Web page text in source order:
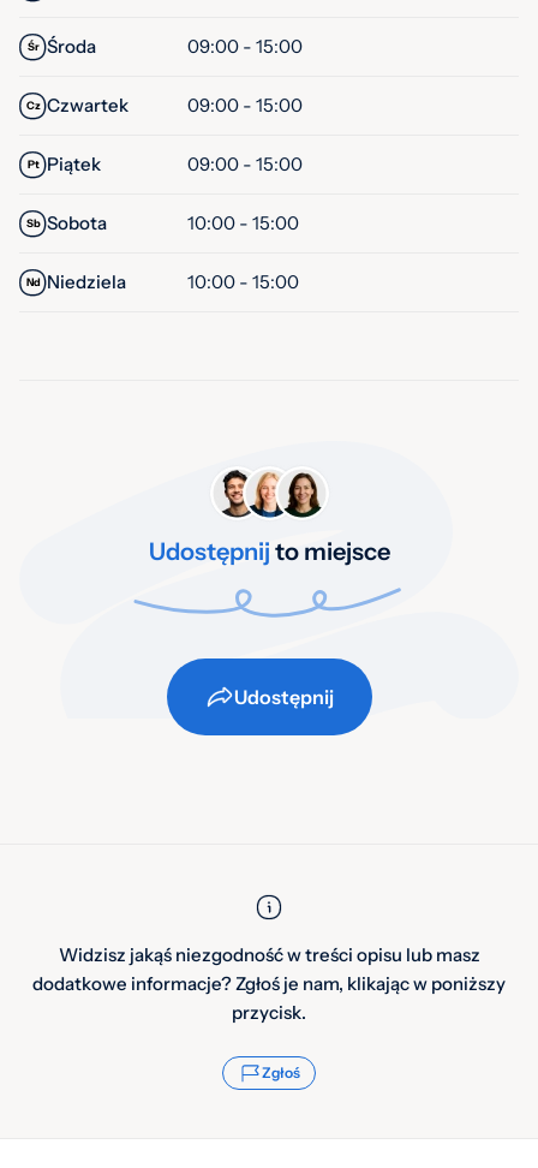
Śr Środa 09:00 - 15:00
Cz Czwartek 09:00 - 15:00
Pt Piątek 09:00 - 15:00
Sb Sobota 10:00 - 15:00
Nd Niedziela 10:00 - 15:00
Udostępnij to miejsce
Udostępnij
Widzisz jakąś niezgodność w treści opisu lub masz
dodatkowe informacje? Zgłoś je nam, klikając w poniższy
przycisk.
Zgłoś